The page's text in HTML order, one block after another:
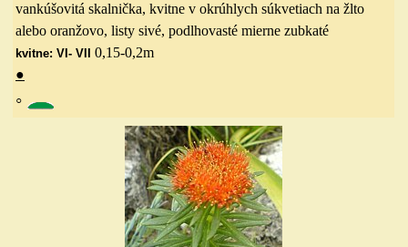
vankúšovitá skalnička, kvitne v okrúhlych súkvetiach na žlto
alebo oranžovo, listy sivé, podlhovasté mierne zubkaté
kvitne: VI- VII 0,15-0,2m
●
◦